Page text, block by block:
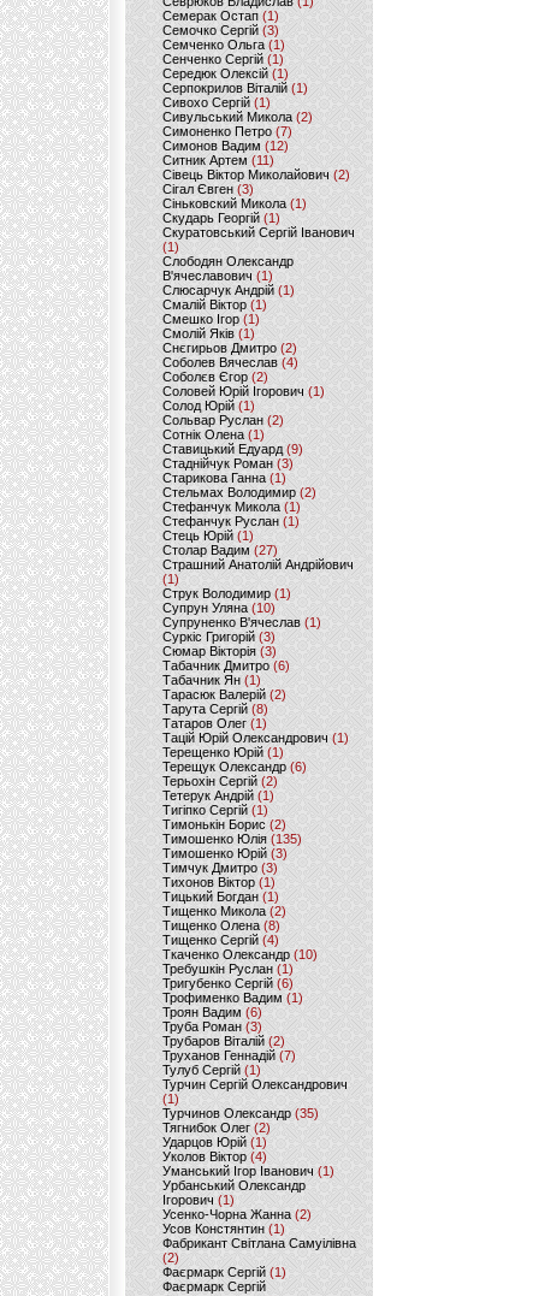
Семерак Остап (1)
Семочко Сергій (3)
Семченко Ольга (1)
Сенченко Сергій(1)
Середюк Олексій(1)
Серпокрилов Віталій(1)
Сивохо Сергій(1)
Сивульський Микола(2)
Симоненко Петро(7)
Симонов Вадим (12)
Ситник Артем(11)
Сівець Віктор Миколайович(2)
Сігал Євген (3)
Сіньковский Микола(1)
Скударь Георгій (1)
Скуратовський Сергій Іванович
(1)
Слободян Олександр
В'ячеславович(1)
Слюсарчук Андрій(1)
Смалій Віктор (1)
Смешко Ігор (1)
Смолій Яків (1)
Снєгирьов Дмитро (2)
Соболев Вячеслав (4)
Соболєв Єгор(2)
Соловей Юрій Ігорович (1)
Солод Юрій (1)
Сольвар Руслан (2)
Сотнік Олена(1)
Ставицький Едуард (9)
Стаднійчук Роман(3)
Старикова Ганна (1)
Стельмах Володимир(2)
Стефанчук Микола (1)
Стефанчук Руслан (1)
Стець Юрій (1)
Столар Вадим(27)
Страшний Анатолій Андрійович
(1)
Струк Володимир (1)
Супрун Уляна (10)
Супруненко В'ячеслав (1)
Суркіс Григорій (3)
Сюмар Вікторія (3)
Табачник Дмитро (6)
Табачник Ян(1)
Тарасюк Валерій (2)
Тарута Сергій (8)
Татаров Олег(1)
Тацій Юрій Олександрович(1)
Терещенко Юрій(1)
Терещук Олександр(6)
Терьохін Сергій (2)
Тетерук Андрій (1)
Тигіпко Сергій(1)
Тимонькін Борис (2)
Тимошенко Юлія (135)
Тимошенко Юрій(3)
Тимчук Дмитро (3)
Тихонов Віктор (1)
Тицький Богдан (1)
Тищенко Микола (2)
Тищенко Олена (8)
Тищенко Сергій (4)
Ткаченко Олександр (10)
Требушкін Руслан (1)
Тригубенко Сергій(6)
Трофименко Вадим (1)
Троян Вадим (6)
Труба Роман(3)
Трубаров Віталій (2)
Труханов Геннадій (7)
Тулуб Сергій(1)
Турчин Сергій Олександрович
(1)
Турчинов Олександр(35)
Тягнибок Олег (2)
Ударцов Юрій (1)
Уколов Віктор(4)
Уманський Ігор Іванович(1)
Урбанський Олександр
Ігорович (1)
Усенко-Чорна Жанна (2)
Усов Констянтин(1)
Фабрикант Світлана Самуілівна
(2)
Фаєрмарк Сергій(1)
Фаєрмарк Сергій